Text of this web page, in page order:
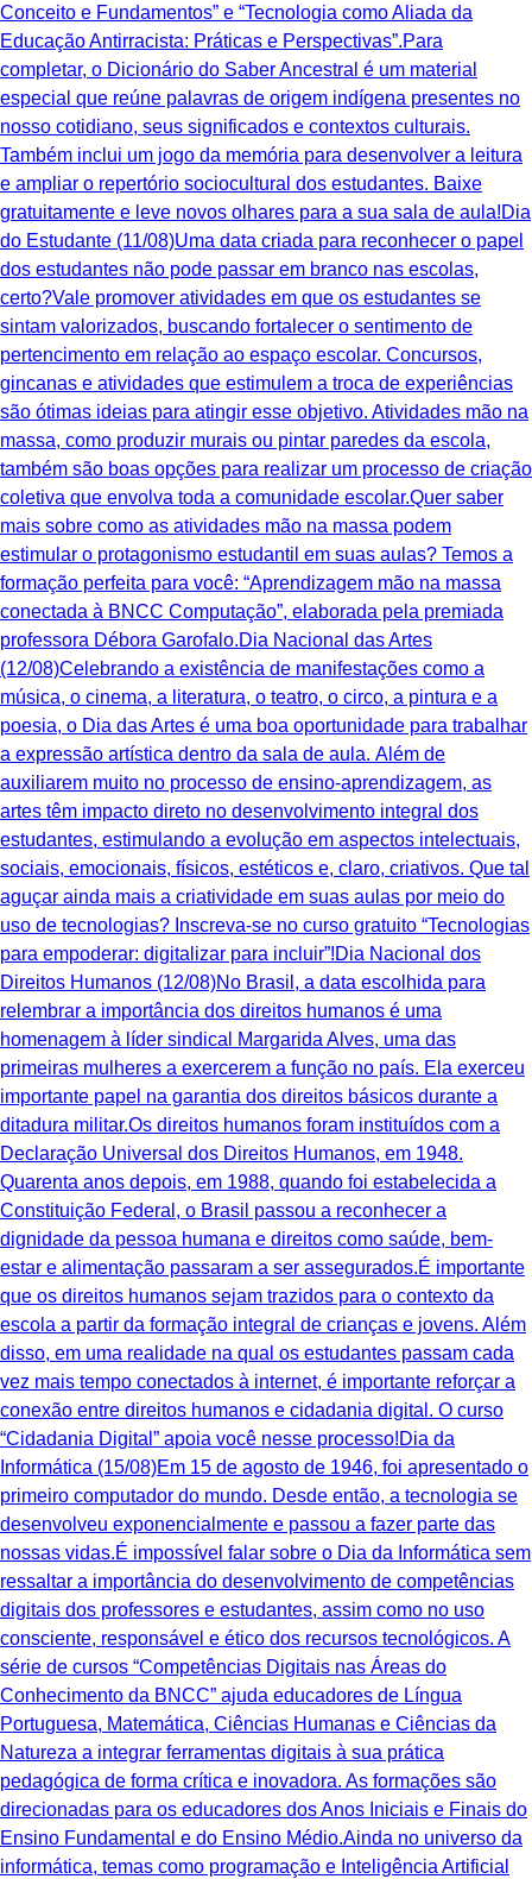
Conceito e Fundamentos” e “Tecnologia como Aliada da
Educação Antirracista: Práticas e Perspectivas”.Para
completar, o Dicionário do Saber Ancestral é um material
especial que reúne palavras de origem indígena presentes no
nosso cotidiano, seus significados e contextos culturais.
Também inclui um jogo da memória para desenvolver a leitura
e ampliar o repertório sociocultural dos estudantes. Baixe
gratuitamente e leve novos olhares para a sua sala de aula!Dia
do Estudante (11/08)Uma data criada para reconhecer o papel
dos estudantes não pode passar em branco nas escolas,
certo?Vale promover atividades em que os estudantes se
sintam valorizados, buscando fortalecer o sentimento de
pertencimento em relação ao espaço escolar. Concursos,
gincanas e atividades que estimulem a troca de experiências
são ótimas ideias para atingir esse objetivo. Atividades mão na
massa, como produzir murais ou pintar paredes da escola,
também são boas opções para realizar um processo de criação
coletiva que envolva toda a comunidade escolar.Quer saber
mais sobre como as atividades mão na massa podem
estimular o protagonismo estudantil em suas aulas? Temos a
formação perfeita para você: “Aprendizagem mão na massa
conectada à BNCC Computação”, elaborada pela premiada
professora Débora Garofalo.Dia Nacional das Artes
(12/08)Celebrando a existência de manifestações como a
música, o cinema, a literatura, o teatro, o circo, a pintura e a
poesia, o Dia das Artes é uma boa oportunidade para trabalhar
a expressão artística dentro da sala de aula. Além de
auxiliarem muito no processo de ensino-aprendizagem, as
artes têm impacto direto no desenvolvimento integral dos
estudantes, estimulando a evolução em aspectos intelectuais,
sociais, emocionais, físicos, estéticos e, claro, criativos. ‍Que tal
aguçar ainda mais a criatividade em suas aulas por meio do
uso de tecnologias? Inscreva-se no curso gratuito “Tecnologias
para empoderar: digitalizar para incluir”!Dia Nacional dos
Direitos Humanos (12/08)No Brasil, a data escolhida para
relembrar a importância dos direitos humanos é uma
homenagem à líder sindical Margarida Alves, uma das
primeiras mulheres a exercerem a função no país. Ela exerceu
importante papel na garantia dos direitos básicos durante a
ditadura militar.Os direitos humanos foram instituídos com a
Declaração Universal dos Direitos Humanos, em 1948.
Quarenta anos depois, em 1988, quando foi estabelecida a
Constituição Federal, o Brasil passou a reconhecer a
dignidade da pessoa humana e direitos como saúde, bem-
estar e alimentação passaram a ser assegurados.É importante
que os direitos humanos sejam trazidos para o contexto da
escola a partir da formação integral de crianças e jovens. Além
disso, em uma realidade na qual os estudantes passam cada
vez mais tempo conectados à internet, é importante reforçar a
conexão entre direitos humanos e cidadania digital. O curso
“Cidadania Digital” apoia você nesse processo!Dia da
Informática (15/08)Em 15 de agosto de 1946, foi apresentado o
primeiro computador do mundo. Desde então, a tecnologia se
desenvolveu exponencialmente e passou a fazer parte das
nossas vidas.É impossível falar sobre o Dia da Informática sem
ressaltar a importância do desenvolvimento de competências
digitais dos professores e estudantes, assim como no uso
consciente, responsável e ético dos recursos tecnológicos. A
série de cursos “Competências Digitais nas Áreas do
Conhecimento da BNCC” ajuda educadores de Língua
Portuguesa, Matemática, Ciências Humanas e Ciências da
Natureza a integrar ferramentas digitais à sua prática
pedagógica de forma crítica e inovadora. As formações são
direcionadas para os educadores dos Anos Iniciais e Finais do
Ensino Fundamental e do Ensino Médio.Ainda no universo da
informática, temas como programação e Inteligência Artificial